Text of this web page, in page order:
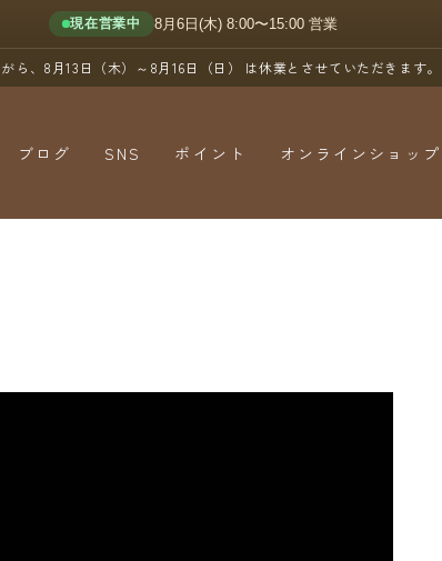
現在営業中 8月6日(木) 8:00〜15:00 営業
ら、8月13日（木）～8月16日（日） は休業とさせていただきます。
ブログ SNS ポイント オンラインショップ